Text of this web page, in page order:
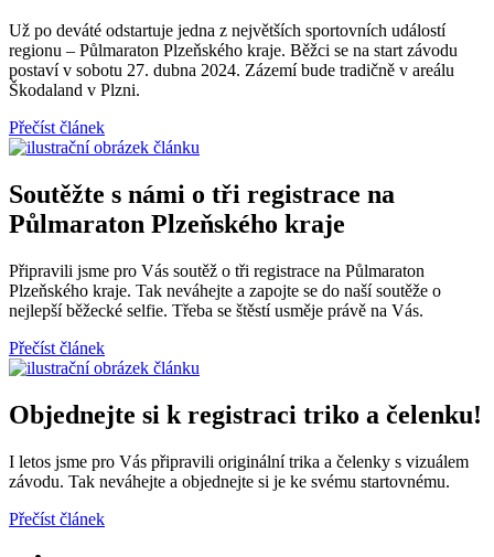
Už po deváté odstartuje jedna z největších sportovních událostí
regionu – Půlmaraton Plzeňského kraje. Běžci se na start závodu
postaví v sobotu 27. dubna 2024. Zázemí bude tradičně v areálu
Škodaland v Plzni.
Přečíst článek
Soutěžte s námi o tři registrace na
Půlmaraton Plzeňského kraje
Připravili jsme pro Vás soutěž o tři registrace na Půlmaraton
Plzeňského kraje. Tak neváhejte a zapojte se do naší soutěže o
nejlepší běžecké selfie. Třeba se štěstí usměje právě na Vás.
Přečíst článek
Objednejte si k registraci triko a čelenku!
I letos jsme pro Vás připravili originální trika a čelenky s vizuálem
závodu. Tak neváhejte a objednejte si je ke svému startovnému.
Přečíst článek